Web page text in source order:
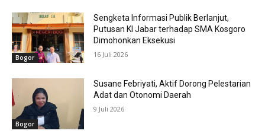
Bogor
Sengketa Informasi Publik Berlanjut,
Putusan KI Jabar terhadap SMA Kosgoro
Dimohonkan Eksekusi
16 Juli 2026
Bogor
Susane Febriyati, Aktif Dorong Pelestarian
Adat dan Otonomi Daerah
9 Juli 2026